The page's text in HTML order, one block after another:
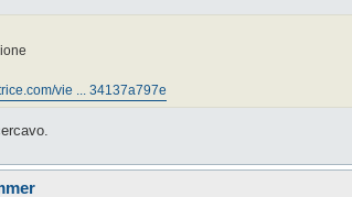
vie ... 34137a797e